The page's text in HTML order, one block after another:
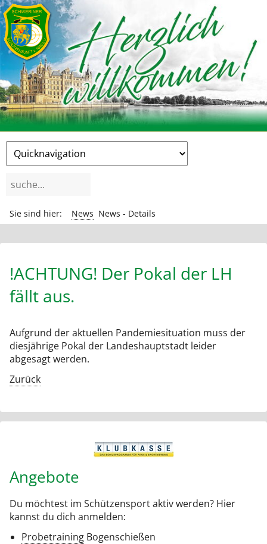
Zielseite
Suchbegriffe
Sie sind hier: News News - Details
!ACHTUNG! Der Pokal der LH
fällt aus.
Aufgrund der aktuellen Pandemiesituation muss der
diesjährige Pokal der Landeshauptstadt leider
abgesagt werden.
Zurück
Angebote
Du möchtest im Schützensport aktiv werden? Hier
kannst du dich anmelden:
Probetraining Bogenschießen